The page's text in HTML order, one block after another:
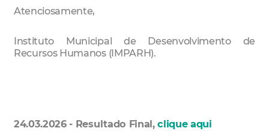
Atenciosamente,
Instituto Municipal de Desenvolvimento de
Recursos Humanos (IMPARH).
24.03.2026 - Resultado Final,clique aqui